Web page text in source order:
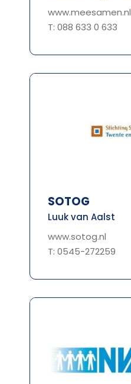
www.meesamen.nl
T: 088 633 0 633
SOTOG
Luuk van Aalst
www.sotog.nl
T: 0545-272259